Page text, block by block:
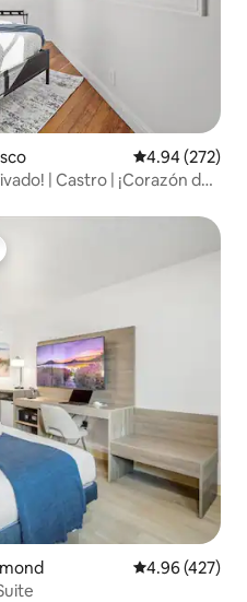
Calificación
4.94 (272)
| Castro | ¡Corazón de
huéspedes
Calificación
4.96 (427)